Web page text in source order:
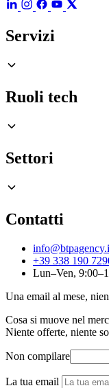
Servizi
Ruoli tech
Settori
Contatti
+39 338 190
Lun–Ven,
Una email al mese,
Cosa si muove nel
Niente offerte, niente
Non compilare
La tua email